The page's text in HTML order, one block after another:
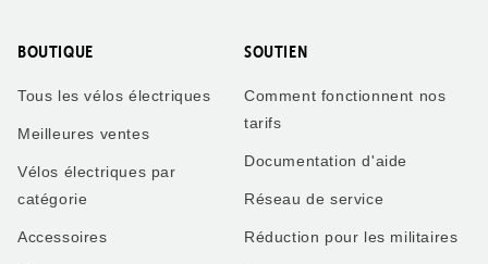
BOUTIQUE
Tous les vélos électriques
Meilleures ventes
Vélos électriques par
catégorie
Accessoires
SOUTIEN
Comment fonctionnent nos
tarifs
Documentation d'aide
Réseau de service
Réduction pour les militaires